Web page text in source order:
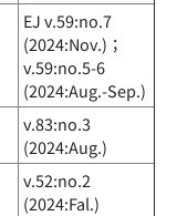
EJ v.59:no.7
(2024:Nov.)；
v.59:no.5-6
(2024:Aug.-Sep.)
v.83:no.3
(2024:Aug.)
v.52:no.2
(2024:Fal.)